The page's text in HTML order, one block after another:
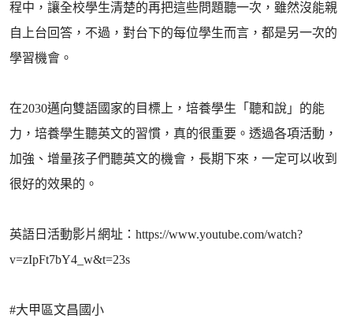
程中，讓全校學生清楚的再把這些問題聽一次，雖然沒能親
自上台回答，不過，對台下的每位學生而言，都是另一次的
學習機會。
在2030邁向雙語國家的目標上，培養學生「聽和說」的能
力，培養學生聽英文的習慣，真的很重要。透過各項活動，
加強、增量孩子們聽英文的機會，長期下來，一定可以收到
很好的效果的。
英語日活動影片網址：https://www.youtube.com/watch?
v=zIpFt7bY4_w&t=23s
#大甲區文昌國小